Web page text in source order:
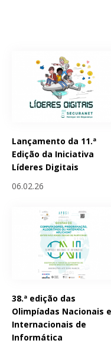
Lançamento da 11.ª
Edição da Iniciativa
Líderes Digitais
06.02.26
38.ª edição das
Olimpíadas Nacionais e
Internacionais de
Informática